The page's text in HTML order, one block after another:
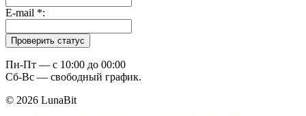
E-mail *:
Пн-Пт — c 10:00 до 00:00
Сб-Вс — свободный график.
© 2026 LunaBit